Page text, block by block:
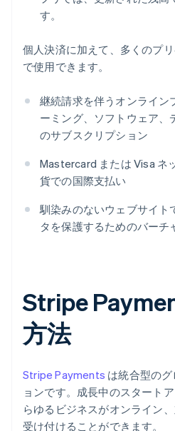
す。
個人決済に加えて、多くのプ
で使用できます。
継続請求を伴うオンライン
ーミング、ソフトウェア、
のサブスクリプション
Mastercard または Visa ネ
貨での国際支払い
馴染みのないウェブサイト
タを保護するためのバーチ
Stripe
方法
Stripe Payments は統合型の
ョンです。成長中のスタート
らゆるビジネスがオンライン
受け付けることができます。